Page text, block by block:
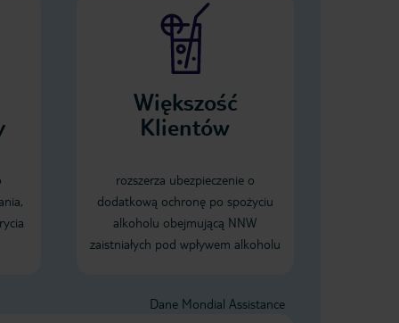
Większość
Klientów
rozszerza ubezpieczenie o
dodatkową ochronę po spożyciu
alkoholu obejmującą NNW
zaistniałych pod wpływem alkoholu
Dane Mondial Assistance